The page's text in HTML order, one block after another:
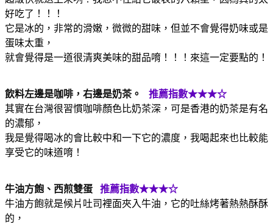
好吃了！！！
它是冰的，非常的滑嫩，微微的甜味，但並不會覺得奶味或是
蛋味太重，
就會覺得是一道很清爽美味的甜品唷！！！來這一定要點的！
飲料左邊是咖啡，右邊是奶茶。
推薦指數★★★☆
其實在台灣很習慣咖啡顏色比奶茶深，可是香港的奶茶是有名
的濃郁，
我是覺得喝冰的會比較中和一下它的濃度，我喝起來也比較能
享受它的味道唷！
牛油方飽、西煎雙蛋
推薦指數★★★☆
牛油方飽就是候片吐司裡面夾入牛油，它的吐絲烤著熱熱酥酥
的，